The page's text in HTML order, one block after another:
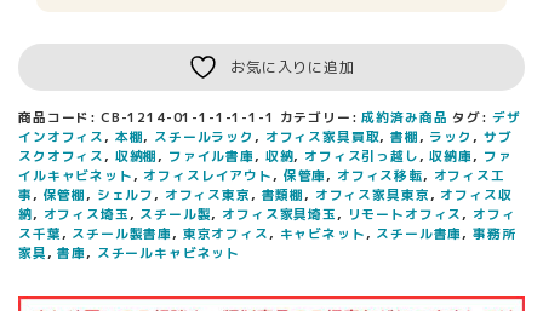
お気に入りに追加
商品コード: CB-1214-01-1-1-1-1-1 カテゴリー:成約済み商品 タグ: デザ
インオフィス , 本棚, スチールラック , オフィス家具買取,書棚 , ラック , サブ
スクオフィス , 収納棚 , ファイル書庫 , 収納, オフィス引っ越し ,収納庫 , ファ
イルキャビネット , オフィスレイアウト , 保管庫 , オフィス移転, オフィス工
事 , 保管棚 , シェルフ , オフィス東京 , 書類棚 , オフィス家具東京 , オフィス収
納, オフィス埼玉 , スチール製, オフィス家具埼玉 , リモートオフィス , オフィ
ス千葉 , スチール製書庫 , 東京オフィス , キャビネット , スチール書庫 , 事務所
家具 ,書庫 , スチールキャビネット